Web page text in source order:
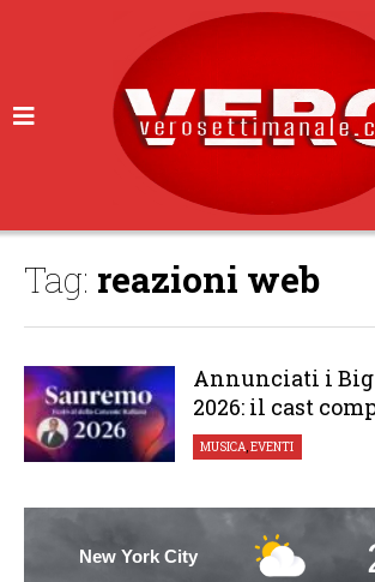
Tag: reazioni web
Annunciati i Big
2026: il cast
MUSICA,EVENTI
New York City